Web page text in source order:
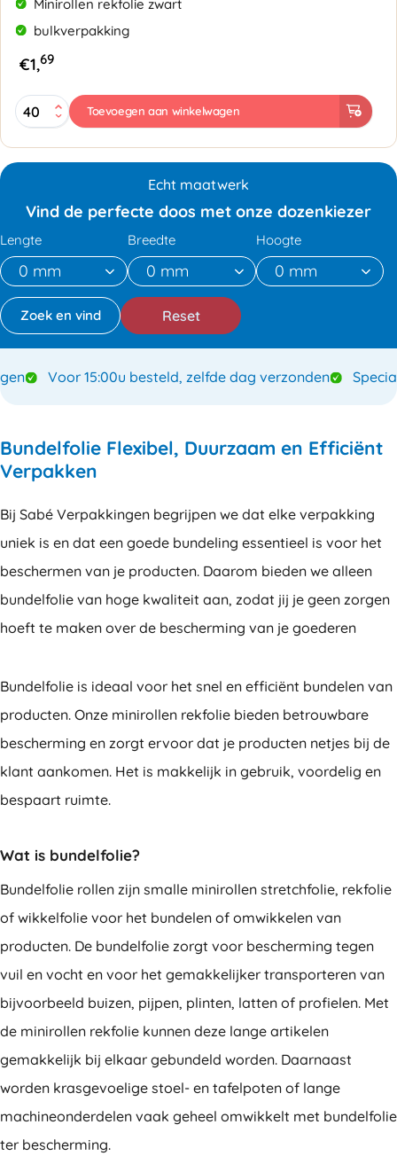
Minirollen rekfolie zwart
bulkverpakking
€1,69
Bundelfolie
100
23my
Toevoegen aan winkelwagen
Echt maatwerk
Vind de perfecte doos met onze dozenkiezer
Lengte Breedte Hoogte
Reset
Hoogwaardige verpakkingen Voor 15:00u besteld,
Bundelfolie Flexibel, Duurzaam en Efficiënt
Verpakken
Bij Sabé Verpakkingen begrijpen we dat elke verpakking
uniek is en dat een goede bundeling essentieel is voor het
beschermen van je producten. Daarom bieden we alleen
bundelfolie van hoge kwaliteit aan, zodat jij je geen zorgen
hoeft te maken over de bescherming van je goederen
Bundelfolie is ideaal voor het snel en efficiënt bundelen van
producten. Onze minirollen rekfolie bieden betrouwbare
bescherming en zorgt ervoor dat je producten netjes bij de
klant aankomen. Het is makkelijk in gebruik, voordelig en
bespaart ruimte.
Wat is bundelfolie?
Bundelfolie rollen zijn smalle minirollen stretchfolie, rekfolie
of wikkelfolie voor het bundelen of omwikkelen van
producten. De bundelfolie zorgt voor bescherming tegen
vuil en vocht en voor het gemakkelijker transporteren van
bijvoorbeeld buizen, pijpen, plinten, latten of profielen. Met
de minirollen rekfolie kunnen deze lange artikelen
gemakkelijk bij elkaar gebundeld worden. Daarnaast
worden krasgevoelige stoel- en tafelpoten of lange
machineonderdelen vaak geheel omwikkelt met bundelfolie
ter bescherming.